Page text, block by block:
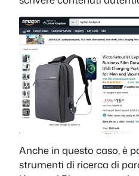
Anche in questo caso, è
strumenti di ricerca di